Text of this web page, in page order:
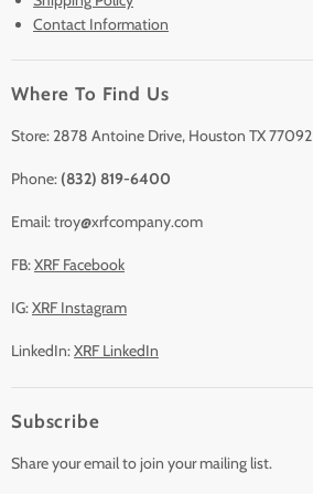
Sell/Trade In
Contact Us
Accessories
Contact Information
Where To Find Us
Store: 2878 Antoine Drive, Houston TX 77092
Phone: (832) 819-6400
Email: troy@xrfcompany.com
FB:XRF Facebook
IG:XRF Instagram
LinkedIn:XRF LinkedIn
Subscribe
Share your email to join your mailing list.